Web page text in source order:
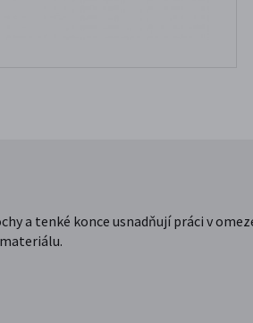
a tenké konce usnadňují práci v